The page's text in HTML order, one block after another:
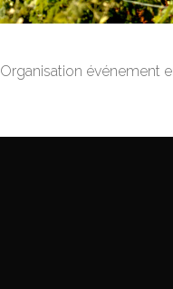
Organisation événement